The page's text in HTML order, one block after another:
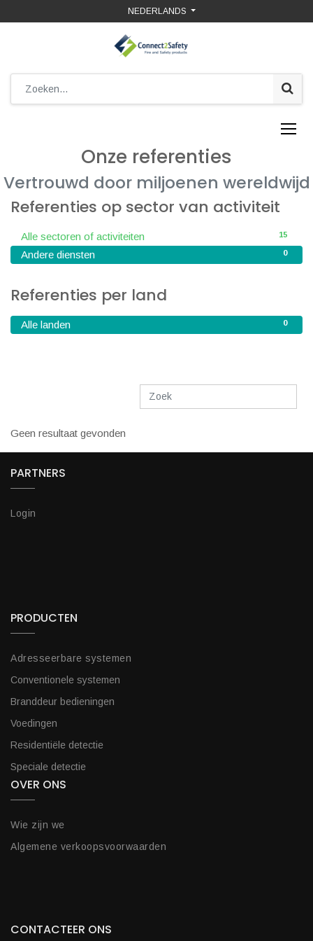
NEDERLANDS
Onze referenties
Vertrouwd door miljoenen wereldwijd
Referenties op sector van activiteit
15
Alle sectoren of activiteiten
0
Andere diensten
Referenties per land
0
Alle landen
Geen resultaat gevonden
PARTNERS
Login
PRODUCTEN
Adresseerbare systemen
Conventionele systemen
Branddeur bedieningen
Voedingen
Residentiële detectie
Speciale detectie
OVER ONS
Wie zijn we
Algemene verkoopsvoorwaarden
CONTACTEER ONS